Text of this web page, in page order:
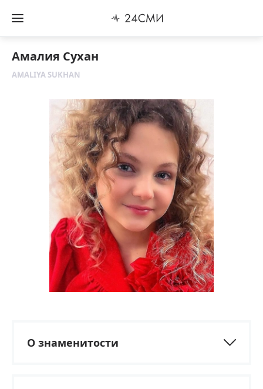
Амалия Сухан
AMALIYA SUKHAN
О знаменитости